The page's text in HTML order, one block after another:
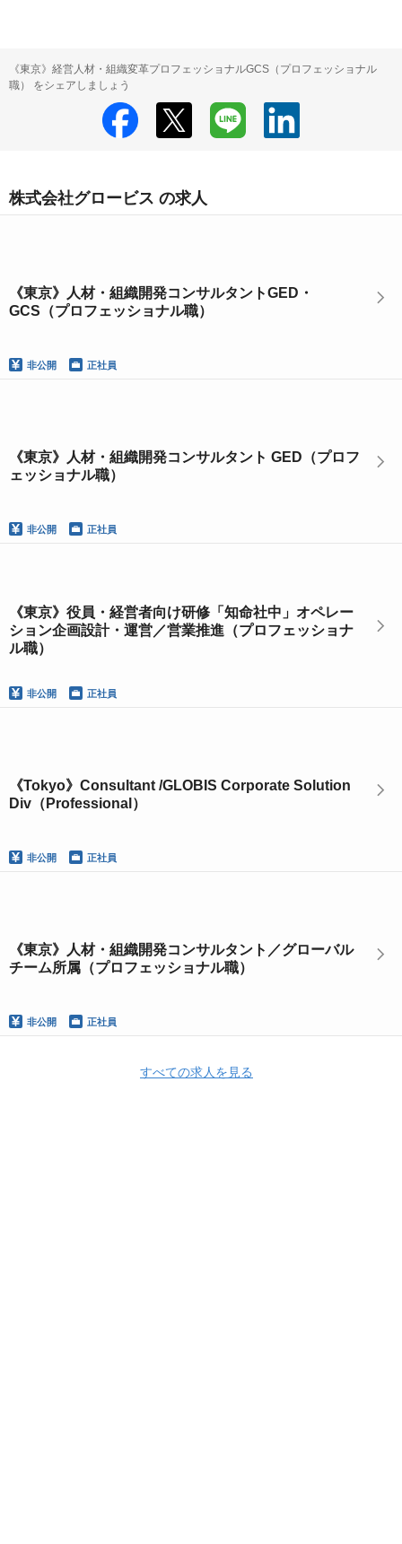
《東京》経営人材・組織変革プロフェッショナルGCS（プロフェッショナル
職） をシェアしましょう
株式会社グロービス の求人
《東京》人材・組織開発コンサルタントGED・
GCS（プロフェッショナル職）
非公開 正社員
《東京》人材・組織開発コンサルタント GED（プロフ
ェッショナル職）
非公開 正社員
《東京》役員・経営者向け研修「知命社中」オペレー
ション企画設計・運営／営業推進（プロフェッショナ
ル職）
非公開 正社員
《Tokyo》Consultant /GLOBIS Corporate Solution
Div（Professional）
非公開 正社員
《東京》人材・組織開発コンサルタント／グローバル
チーム所属（プロフェッショナル職）
非公開 正社員
すべての求人を見る